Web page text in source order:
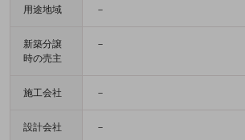
用途地域 －
新築分譲
時の売主
－
施工会社 －
設計会社 －